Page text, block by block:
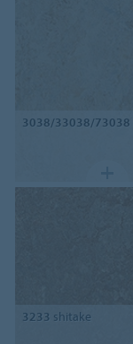
3038/33038/73038
3233 shitake